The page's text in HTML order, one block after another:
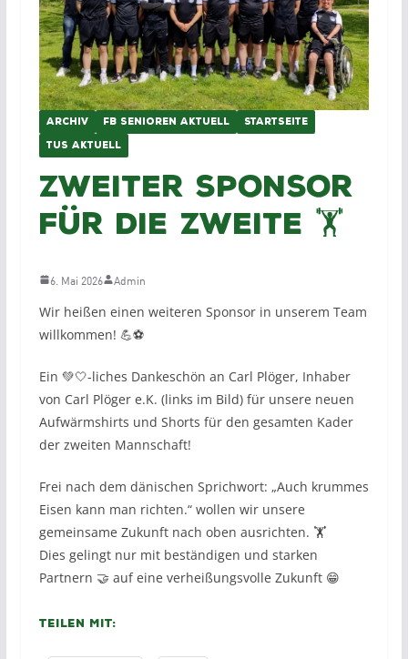
ARCHIV FB SENIOREN AKTUELL STARTSEITE
TUS AKTUELL
Zweiter Sponsor
für die Zweite 🏋️
6. Mai 2026 Admin
Wir heißen einen weiteren Sponsor in unserem Team
willkommen! 💪⚽️
Ein 💚🤍-liches Dankeschön an Carl Plöger, Inhaber
von Carl Plöger e.K. (links im Bild) für unsere neuen
Aufwärmshirts und Shorts für den gesamten Kader
der zweiten Mannschaft!
Frei nach dem dänischen Sprichwort: „Auch krummes
Eisen kann man richten.“ wollen wir unsere
gemeinsame Zukunft nach oben ausrichten. 🏋️
Dies gelingt nur mit beständigen und starken
Partnern 🤝 auf eine verheißungsvolle Zukunft 😁
Teilen mit: